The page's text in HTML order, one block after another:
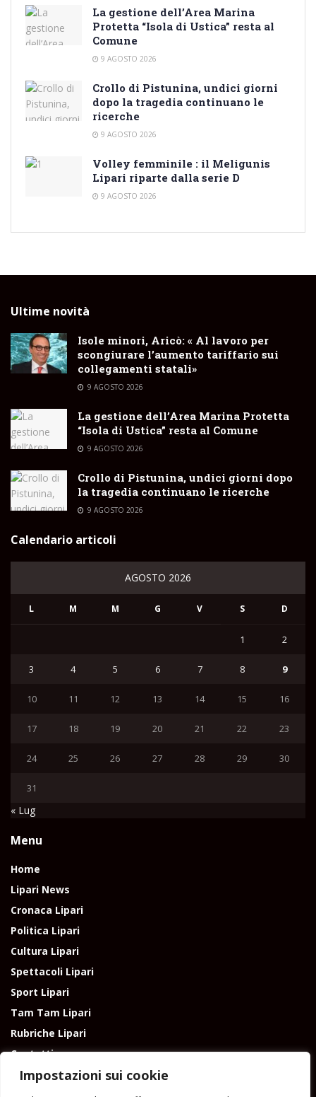
Impostazioni sui cookie
La gestione dell’Area Marina
Protetta “Isola di Ustica” resta al
Comune
9 AGOSTO 2026
Crollo di Pistunina, undici giorni
dopo la tragedia continuano le
ricerche
9 AGOSTO 2026
Volley femminile : il Meligunis
Lipari riparte dalla serie D
9 AGOSTO 2026
Ultime novità
Isole minori, Aricò: « Al lavoro per
scongiurare l’aumento tariffario sui
collegamenti statali»
9 AGOSTO 2026
La gestione dell’Area Marina Protetta
“Isola di Ustica” resta al Comune
9 AGOSTO 2026
Crollo di Pistunina, undici giorni dopo
la tragedia continuano le ricerche
9 AGOSTO 2026
Calendario articoli
AGOSTO 2026
L M M G V S D
1 2
3 4 5 6 7 8 9
10 11 12 13 14 15 16
17 18 19 20 21 22 23
24 25 26 27 28 29 30
31
« Lug
Menu
Home
Lipari News
Cronaca Lipari
Politica Lipari
Cultura Lipari
Spettacoli Lipari
Sport Lipari
Tam Tam Lipari
Rubriche Lipari
Contatti